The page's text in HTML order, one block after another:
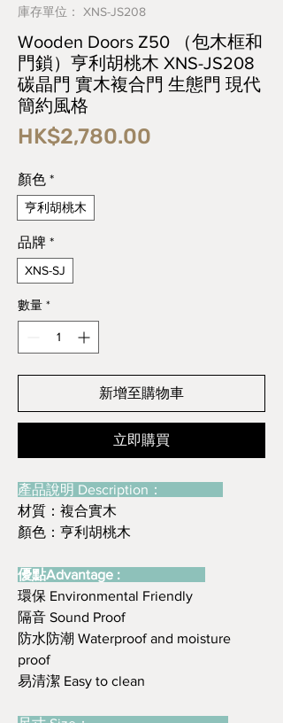
庫存單位： XNS-JS208
Wooden Doors Z50 （包木框和
門鎖）亨利胡桃木 XNS-JS208
碳晶門 實木複合門 生態門 現代
簡約風格
HK$2,780.00
顏色 *
亨利胡桃木
品牌 *
XNS-SJ
數量 *
新增至購物車
立即購買
產品說明 Description：
材質：複合實木
顏色：亨利胡桃木
優點Advantage :
環保 Environmental Friendly
隔音 Sound Proof
防水防潮 Waterproof and moisture
proof
易清潔 Easy to clean